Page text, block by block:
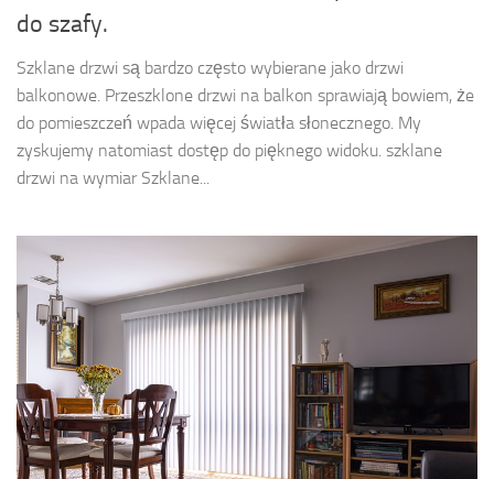
do szafy.
Szklane drzwi są bardzo często wybierane jako drzwi
balkonowe. Przeszklone drzwi na balkon sprawiają bowiem, że
do pomieszczeń wpada więcej światła słonecznego. My
zyskujemy natomiast dostęp do pięknego widoku. szklane
drzwi na wymiar Szklane...